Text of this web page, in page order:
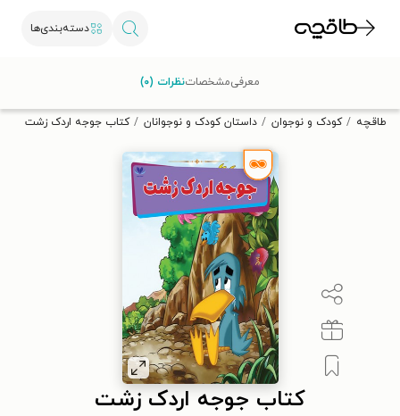
دسته‌بندی‌ها
تخفیف از طاقچه دریافت کن.
طاقچه کودک و نوجوان داستان کودک و نوجوانان کتاب جوجه اردک زشت
کتاب جوجه اردک زشت
معرفیمشخصاتنظرات (۰)